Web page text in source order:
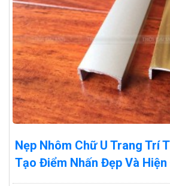
Nẹp Nhôm Chữ U Trang Trí
Tạo Điểm Nhấn Đẹp Và